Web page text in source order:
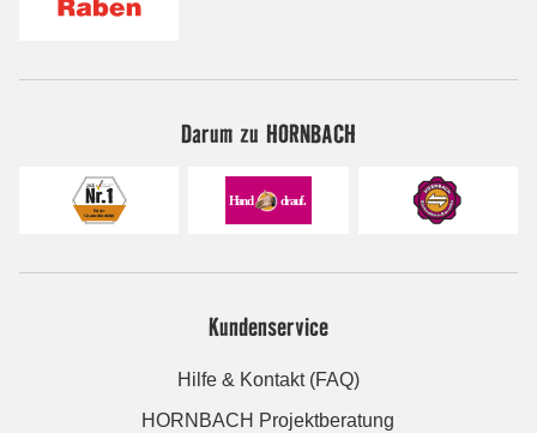
Darum zu HORNBACH
Kundenservice
Hilfe & Kontakt (FAQ)
HORNBACH Projektberatung